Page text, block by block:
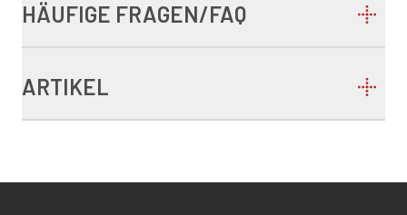
HÄUFIGE FRAGEN/FAQ
ARTIKEL